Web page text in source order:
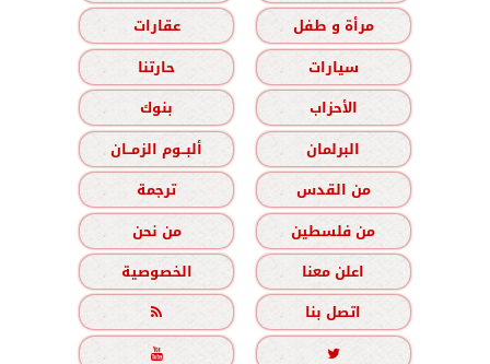
مرأة و طفل
عقارات
سيارات
حارتنا
الأحزاب
بنوك
البرلمان
ألبــوم الزمــان
من القدس
ترجمة
من فلسطين
من نحن
اعلن معنا
الخصوصية
اتصل بنا


